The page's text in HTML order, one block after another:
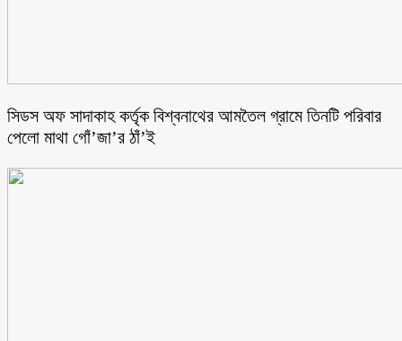
সিডস অফ সাদাকাহ কর্তৃক বিশ্বনাথের আমতৈল গ্রামে তিনটি পরিবার
পেলো মাথা গোঁ’জা’র ঠাঁ’ই